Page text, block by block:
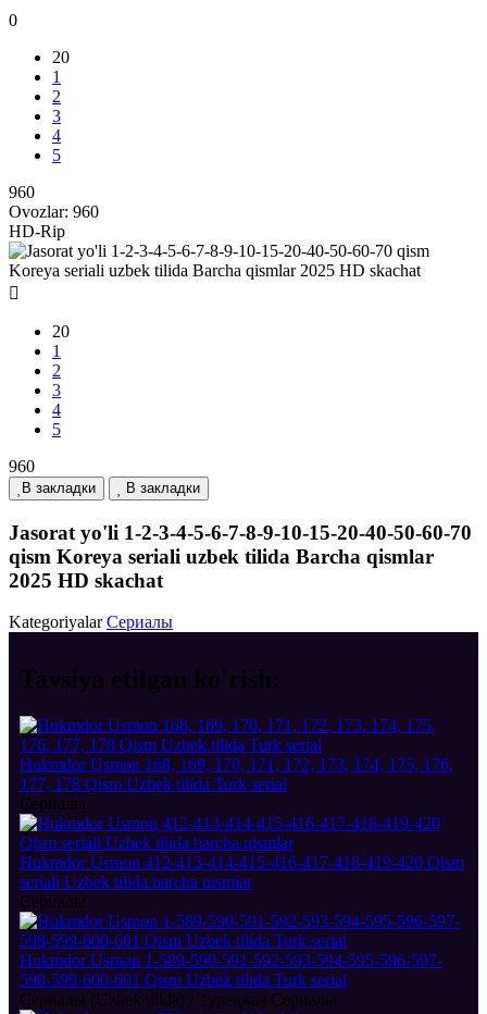
0
20
1
2
3
4
5
960
Ovozlar: 960
HD-Rip
20
1
2
3
4
5
960
В закладки В закладки
Jasorat yo'li 1-2-3-4-5-6-7-8-9-10-15-20-40-50-60-70
qism Koreya seriali uzbek tilida Barcha qismlar
2025 HD skachat
Kategoriyalar Сериалы
Tavsiya etilgan ko'rish:
Hukmdor Usmon 168, 169, 170, 171, 172, 173, 174, 175, 176,
177, 178 Qism Uzbek tilida Turk serial
Сериалы
Hukmdor Usmon 412-413-414-415-416-417-418-419-420 Qism
seriali Uzbek tilida barcha qismlar
Сериалы
Hukmdor Usmon 1-589-590-591-592-593-594-595-596-597-
598-599-600-601 Qism Uzbek tilida Turk serial
Сериалы (Uzbek tilida) / Турецкая Сериалы